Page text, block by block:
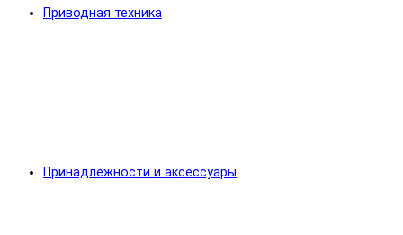
Приводная техника
Принадлежности и аксессуары